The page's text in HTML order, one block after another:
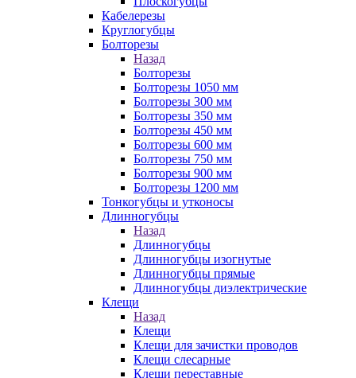
Кабелерезы
Круглогубцы
Болторезы
Назад
Болторезы
Болторезы 1050 мм
Болторезы 300 мм
Болторезы 350 мм
Болторезы 450 мм
Болторезы 600 мм
Болторезы 750 мм
Болторезы 900 мм
Болторезы 1200 мм
Тонкогубцы и утконосы
Длинногубцы
Назад
Длинногубцы
Длинногубцы изогнутые
Длинногубцы прямые
Длинногубцы диэлектрические
Клещи
Назад
Клещи
Клещи для зачистки проводов
Клещи слесарные
Клещи переставные